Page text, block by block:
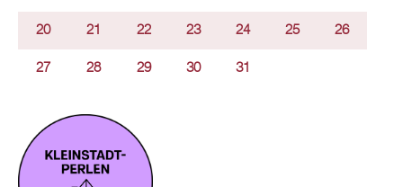
20 21 22 23 24 25 26
27 28 29 30 31